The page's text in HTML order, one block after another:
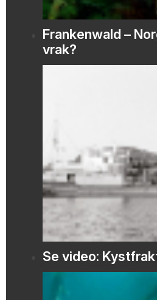
Frankenwald –
vrak?
Se video: